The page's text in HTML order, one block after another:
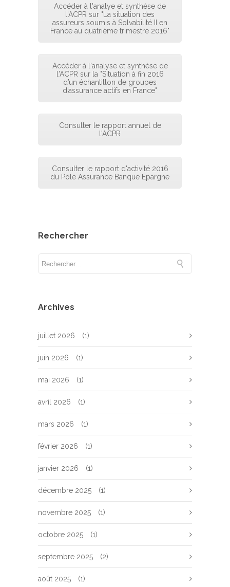
Accéder à l'analye et synthèse de
l'ACPR sur "La situation des
assureurs soumis à Solvabilité II en
France au quatrième trimestre 2016"
Accéder à l'analyse et synthèse de
l'ACPR sur la "Situation à fin 2016
d’un échantillon de groupes
d’assurance actifs en France"
Consulter le rapport annuel de
l'ACPR
Consulter le rapport d'activité 2016
du Pôle Assurance Banque Epargne
Rechercher
Archives
juillet 2026 (1)
juin 2026 (1)
mai 2026 (1)
avril 2026 (1)
mars 2026 (1)
février 2026 (1)
janvier 2026 (1)
décembre 2025 (1)
novembre 2025 (1)
octobre 2025 (1)
septembre 2025 (2)
août 2025 (1)